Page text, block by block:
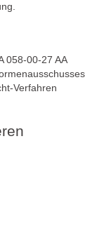
058-00-27 AA
Verfahren